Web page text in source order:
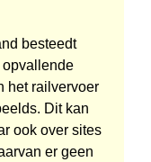
besteedt
opvallende
het railvervoer
Dit kan
ook over sites
er geen